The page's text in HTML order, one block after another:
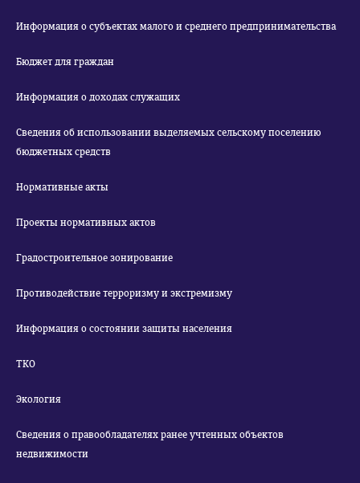
Информация о субъектах малого и среднего предпринимательства
Бюджет для граждан
Информация о доходах служащих
Сведения об использовании выделяемых сельскому поселению
бюджетных средств
Нормативные акты
Проекты нормативных актов
Градостроительное зонирование
Противодействие терроризму и экстремизму
Информация о состоянии защиты населения
ТКО
Экология
Сведения о правообладателях ранее учтенных объектов
недвижимости